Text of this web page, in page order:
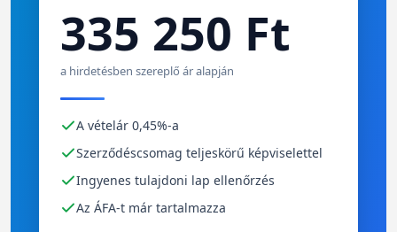
335 250 Ft
a hirdetésben szereplő ár alapján
A vételár 0,45%-a
Szerződéscsomag teljeskörű képviselettel
Ingyenes tulajdoni lap ellenőrzés
Az ÁFA-t már tartalmazza